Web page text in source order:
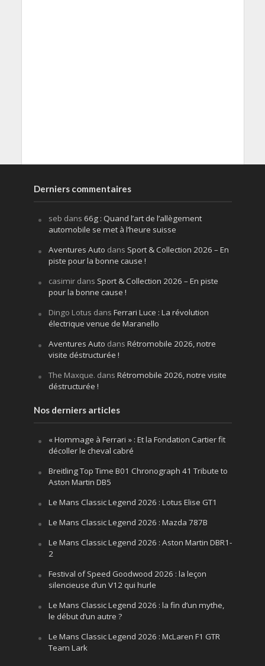
Derniers commentaires
seb dans 66g : Quand l’art de l’allègement
automobile se met à l’heure suisse
Aventures Auto dans Sport & Collection 2026 – En
piste pour la bonne cause !
casimirdans Sport & Collection 2026 – En piste
pour la bonne cause !
Dingo Lotus dans Ferrari Luce : La révolution
électrique venue de Maranello
Aventures Auto dans Rétromobile 2026, notre
visite déstructurée !
The Maxque. dans Rétromobile 2026, notre visite
déstructurée !
Nos derniers articles
« Hommage à Ferrari » : Et la Fondation Cartier fit
décoller le cheval cabré
Breitling Top Time B01 Chronograph 41 Tribute to
Aston Martin DB5
Le Mans Classic Legend 2026 : Lotus Elise GT1
Le Mans Classic Legend 2026 : Mazda 787B
Le Mans Classic Legend 2026 : Aston Martin DBR1-
2
Festival of Speed Goodwood 2026 : la leçon
silencieuse d’un V12 qui hurle
Le Mans Classic Legend 2026 : la fin d’un mythe,
le début d’un autre ?
Le Mans Classic Legend 2026 : McLaren F1 GTR
Team Lark